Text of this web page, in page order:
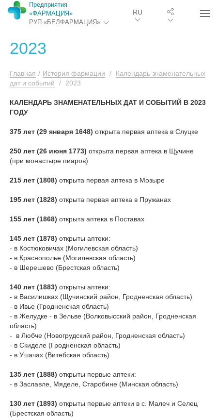
Предприятия
«ФАРМАЦИЯ»
РУП «БЕЛФАРМАЦИЯ»
RU
2023
Главная / История фармации /
Календарь знаменательных
дат и событий
/ 2023
КАЛЕНДАРЬ ЗНАМЕНАТЕЛЬНЫХ ДАТ И СОБЫТИЙ В 2023
ГОДУ
375 лет (29 января 1648) открыта первая аптека в Слуцке
250 лет (26 июня 1773) открыта первая аптека в Щучине
(при монастыре пиаров)
215 лет (1808) открыта первая аптека в Мозыре
195 лет (1828) открыта первая аптека в Пружанах
155 лет (1868) открыта аптека в Поставах
145 лет (1878) открыты аптеки:
- в Костюковичах (Могилевская область)
- в Краснополье (Могилевская область)
- в Шерешево (Брестская область)
140 лет (1883) открыты аптеки:
- в Василишках (Щучинский район, Гродненская область)
- в Ивье (Гродненская область)
- в Желудке - в Зельве (Волковысский район, Гродненская
область)
- в Любче (Новогрудский район, Гродненская область)
- в Скиделе (Гродненская область)
- в Ушачах (Витебская область)
135 лет (1888) открыты первые аптеки:
- в Заславле, Мяделе, Старобине (Минская область)
130 лет (1893) открыты первые аптеки в с. Малеч и Селец
(Брестская область)